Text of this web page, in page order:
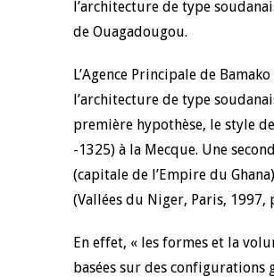
l’architecture de type
de Ouagadougou.
L’Agence Principale de
l’architecture de type
première hypothèse, le style
-1325) à la Mecque. Une
(capitale de l’Empire du
(Vallées du Niger, Paris, 1997,
En effet, « les formes et la
basées sur des configurations